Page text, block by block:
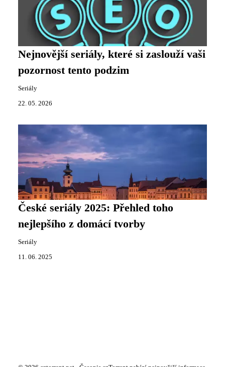
Nejnovější seriály, které si zaslouží vaši
pozornost tento podzim
Seriály
22. 05. 2026
České seriály 2025: Přehled toho
nejlepšího z domácí tvorby
Seriály
11. 06. 2025